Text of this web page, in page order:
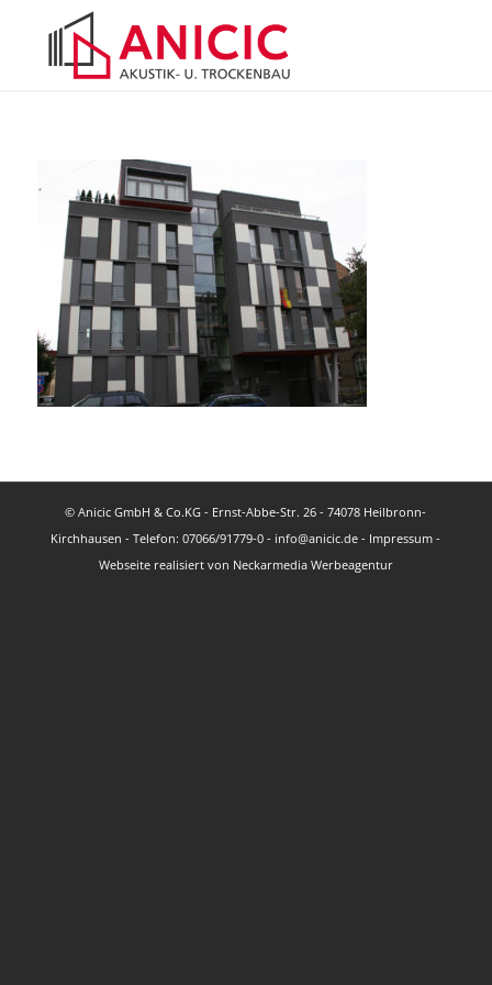
© Anicic GmbH & Co.KG - Ernst-Abbe-Str. 26 - 74078 Heilbronn-
Kirchhausen - Telefon: 07066/91779-0 - info@anicic.de - Impressum -
Webseite realisiert von Neckarmedia Werbeagentur